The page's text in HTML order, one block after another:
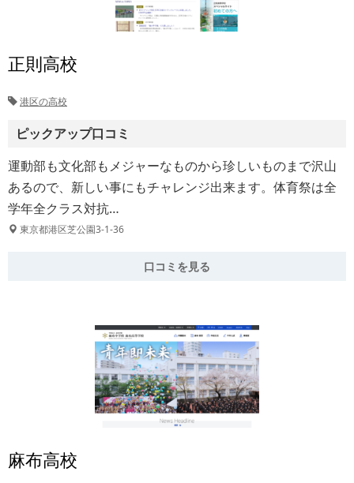
正則高校
港区の高校
ピックアップ口コミ
運動部も文化部もメジャーなものから珍しいものまで沢山
あるので、新しい事にもチャレンジ出来ます。体育祭は全
学年全クラス対抗…
東京都港区芝公園3-1-36
口コミを見る
麻布高校